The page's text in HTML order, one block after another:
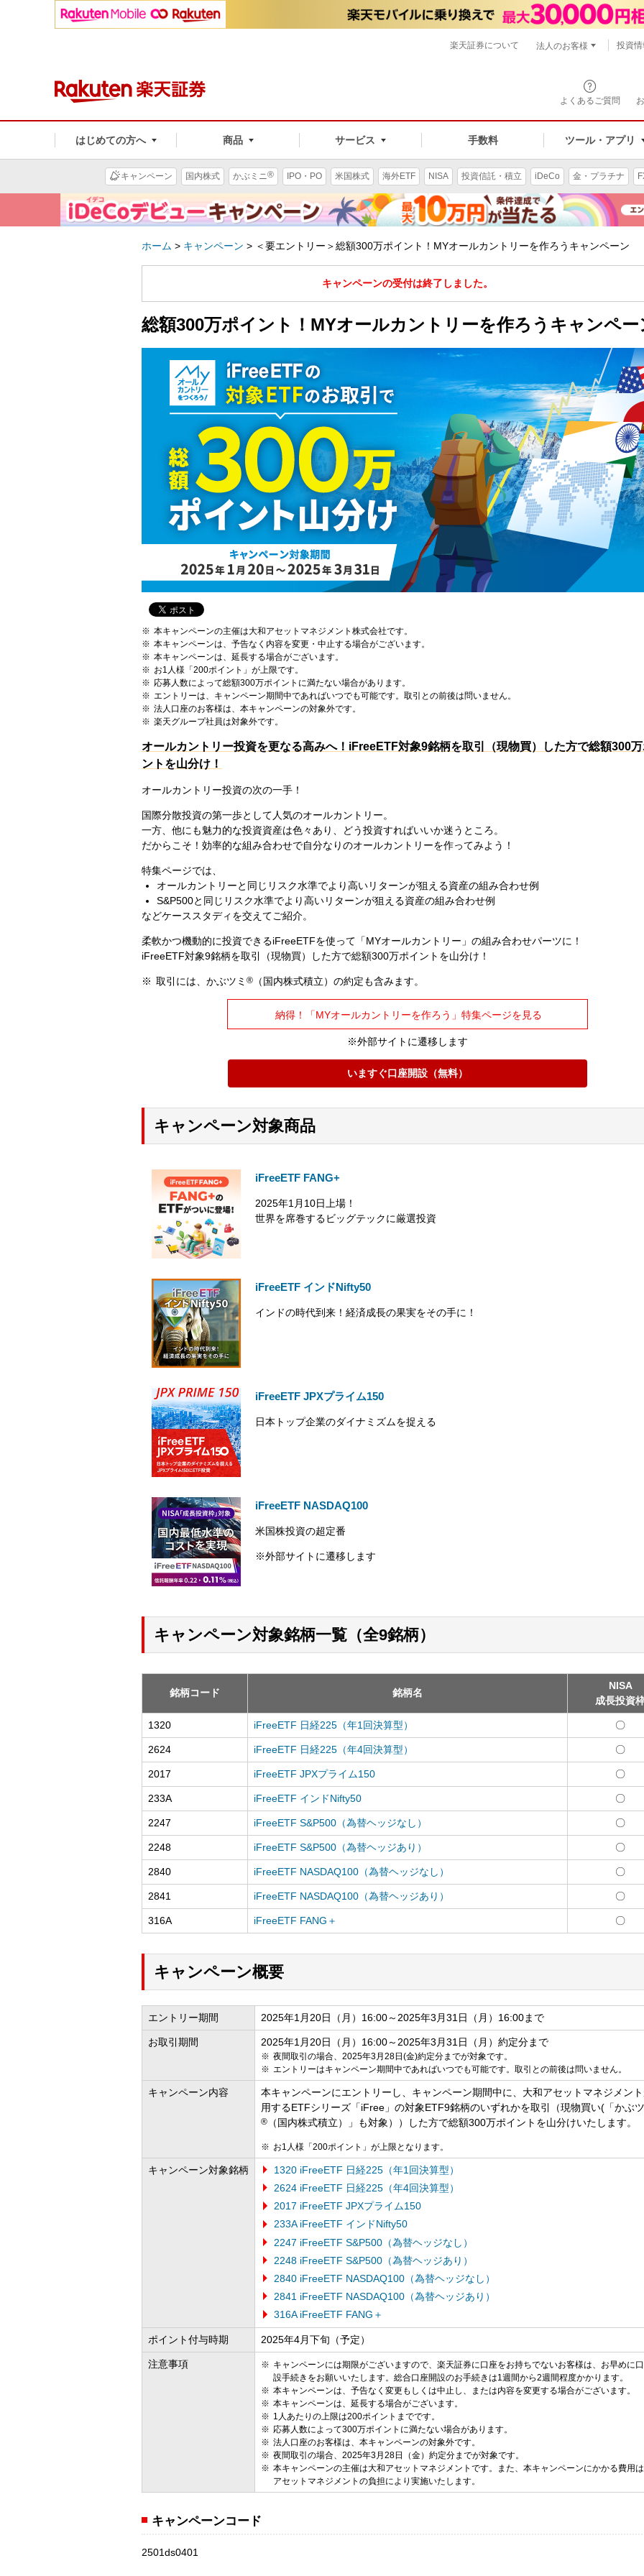
よくあるご質問
はじめての方へ 商品 サービス 手数料 ツール・アプリ
楽天証券について 法人のお客様 投資
キャンペーン 国内株式 かぶミニ® IPO・PO 米国株式 海外ETF NISA 投資信託・積立 iDeCo 金・プラチナ
ホーム > キャンペーン > ＜要エントリー＞総額300万ポイント！MYオールカントリーを作ろうキャンペーン
キャンペーンの受付は終了しました。
総額300万ポイント！MYオールカントリーを作ろうキャンペー
本キャンペーンの主催は大和アセットマネジメント株式会社です。
本キャンペーンは、予告なく内容を変更・中止する場合がございます。
本キャンペーンは、延長する場合がございます。
お1人様「200ポイント」が上限です。
応募人数によって総額300万ポイントに満たない場合があります。
エントリーは、キャンペーン期間中であればいつでも可能です。取引との前後は問いません。
法人口座のお客様は、本キャンペーンの対象外です。
楽天グループ社員は対象外です。
オールカントリー投資を更なる高みへ！iFreeETF対象9銘柄を取引（現物買）した方で総額300
ントを山分け！
オールカントリー投資の次の一手！
国際分散投資の第一歩として人気のオールカントリー。
一方、他にも魅力的な投資資産は色々あり、どう投資すればいいか迷うところ。
だからこそ！効率的な組み合わせで自分なりのオールカントリーを作ってみよう！
特集ページでは、
オールカントリーと同じリスク水準でより高いリターンが狙える資産の組み合わせ例
S&P500と同じリスク水準でより高いリターンが狙える資産の組み合わせ例
などケーススタディを交えてご紹介。
柔軟かつ機動的に投資できるiFreeETFを使って「MYオールカントリー」の組み合わせパーツに！
iFreeETF対象9銘柄を取引（現物買）した方で総額300万ポイントを山分け！
取引には、かぶツミ ®（国内株式積立）の約定も含みます。
納得！「MYオールカントリーを作ろう」特集ページを見る
※外部サイトに遷移します
いますぐ口座開設（無料）
キャンペーン対象商品
iFreeETF FANG+
2025年1月10日上場！
世界を席巻するビッグテックに厳選投資
iFreeETF インドNifty50
インドの時代到来！経済成長の果実をその手に！
iFreeETF JPXプライム150
日本トップ企業のダイナミズムを捉える
iFreeETF NASDAQ100
米国株投資の超定番
※外部サイトに遷移します
キャンペーン対象銘柄一覧（全9銘柄）
銘柄コード 銘柄名
NISA
成長投資
1320 iFreeETF 日経225（年1回決算型） 〇
2624 iFreeETF 日経225（年4回決算型） 〇
2017 iFreeETF JPXプライム150 〇
233A iFreeETF インドNifty50 〇
2247 iFreeETF S&P500（為替ヘッジなし） 〇
2248 iFreeETF S&P500（為替ヘッジあり） 〇
2840 iFreeETF NASDAQ100（為替ヘッジなし） 〇
2841 iFreeETF NASDAQ100（為替ヘッジあり） 〇
316A iFreeETF FANG＋ 〇
キャンペーン概要
エントリー期間 2025年1月20日（月）16:00～2025年3月31日（月）16:00まで
お取引期間 2025年1月20日（月）16:00～2025年3月31日（月）約定分まで
夜間取引の場合、2025年3月28日(金)約定分までが対象です。
エントリーはキャンペーン期間中であればいつでも可能です。取引との前後は問いません。
キャンペーン内容
本キャンペーンにエントリーし、キャンペーン期間中に、大和アセットマネジメン
用するETFシリーズ「iFree」の対象ETF9銘柄のいずれかを取引（現物買い(「かぶ
® （国内株式積立）」も対象））した方で総額300万ポイントを山分けいたします。
お1人様「200ポイント」が上限となります。
キャンペーン対象銘柄
1320 iFreeETF 日経225（年1回決算型）
2624 iFreeETF 日経225（年4回決算型）
2017 iFreeETF JPXプライム150
233A iFreeETF インドNifty50
2247 iFreeETF S&P500（為替ヘッジなし）
2248 iFreeETF S&P500（為替ヘッジあり）
2840 iFreeETF NASDAQ100（為替ヘッジなし）
2841 iFreeETF NASDAQ100（為替ヘッジあり）
316A iFreeETF FANG＋
ポイント付与時期 2025年4月下旬（予定）
注意事項
キャンペーンには期限がございますので、楽天証券に口座をお持ちでないお客様は、お早めに
設手続きをお願いいたします。総合口座開設のお手続きは1週間から2週間程度かかります。
本キャンペーンは、予告なく変更もしくは中止し、または内容を変更する場合がございます。
本キャンペーンは、延長する場合がございます。
1人あたりの上限は200ポイントまでです。
応募人数によって300万ポイントに満たない場合があります。
法人口座のお客様は、本キャンペーンの対象外です。
夜間取引の場合、2025年3月28日（金）約定分までが対象です。
本キャンペーンの主催は大和アセットマネジメントです。また、本キャンペーンにかかる費用
アセットマネジメントの負担により実施いたします。
キャンペーンコード
2501ds0401